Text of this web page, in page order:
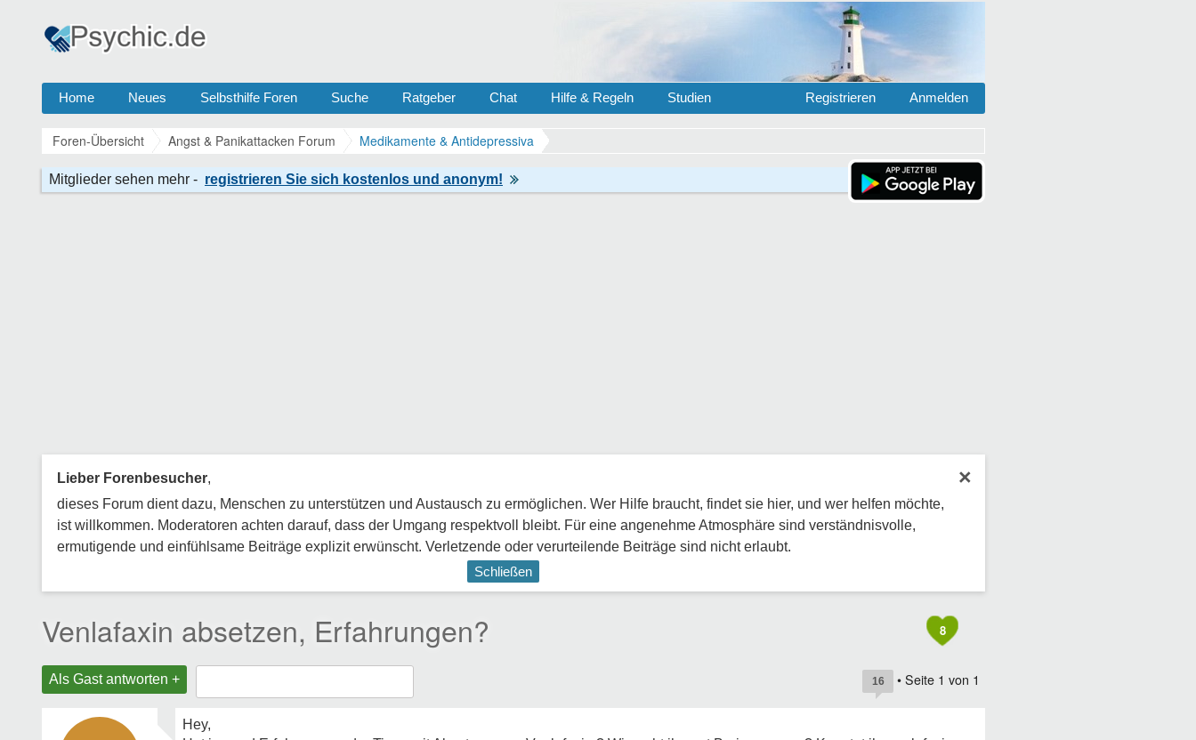
Home Neues Selbsthilfe Foren Suche Ratgeber Chat Hilfe & Regeln Studien Anmelden
Registrieren
Foren-Übersicht Angst & Panikattacken Forum Medikamente & Antidepressiva
×
Lieber Forenbesucher,
dieses Forum dient dazu, Menschen zu unterstützen und Austausch zu ermöglichen. Wer Hilfe braucht, findet sie hier, und wer helfen möchte,
ist willkommen. Moderatoren achten darauf, dass der Umgang respektvoll bleibt. Für eine angenehme Atmosphäre sind verständnisvolle,
ermutigende und einfühlsame Beiträge explizit erwünscht. Verletzende oder verurteilende Beiträge sind nicht erlaubt.
Schließen
8
Venlafaxin absetzen, Erfahrungen?
Als Gast antworten + 16 • Seite 1 von 1
Hey,